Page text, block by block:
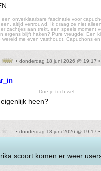
onverklaarbare fascinatie voor
altijd vertrouwd. Ik draag ze niet
zachtjes aan trekt, een speels moment
ergens blijft haken? Pure vreugde! Een
me even vasthoudt. Capuchons
• donderdag 18 juni 2026 @ 19:17
Doe je toch wel...
heen?
• donderdag 18 juni 2026 @ 19:17
scoort komen er weer